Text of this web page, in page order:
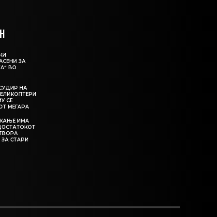
ЗА
ВО
НА
СЕ
МЕГАРА
ИМА
СТАРИ